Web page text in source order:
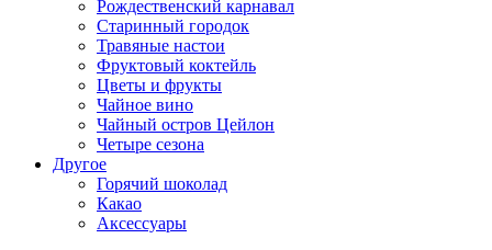
Рождественский карнавал
Старинный городок
Травяные настои
Фруктовый коктейль
Цветы и фрукты
Чайное вино
Чайный остров Цейлон
Четыре сезона
Другое
Горячий шоколад
Какао
Аксессуары